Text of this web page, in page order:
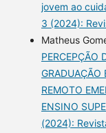
jovem ao
3 (2024):
Matheus
PERCEPÇÃO
GRADUAÇÃO
REMOTO
ENSINO
(2024):